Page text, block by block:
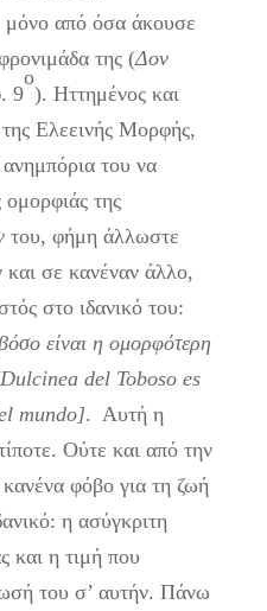
από όσα άκουσε
της (Δον
9
ο
). Ηττημένος και
Ελεεινής Μορφής,
του να
ομορφιάς της
του, φήμη άλλωστε
σε κανέναν άλλο,
στο ιδανικό του:
είναι η ομορφότερη
del Toboso es
mundo]. Αυτή η
Ούτε και από την
φόβο για τη ζωή
η ασύγκριτη
και η τιμή που
του σ’ αυτήν. Πάνω